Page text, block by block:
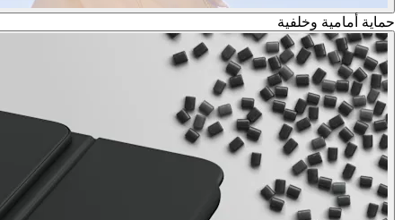
حماية أمامية وخلفية